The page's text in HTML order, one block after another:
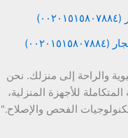
والراحة إلى منزلك. نحن
للأجهزة المنزلية،
الفحص والإصلاح."